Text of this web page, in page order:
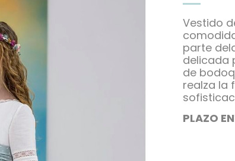
Vestido
parte
delicada
de
realza la
PLAZO